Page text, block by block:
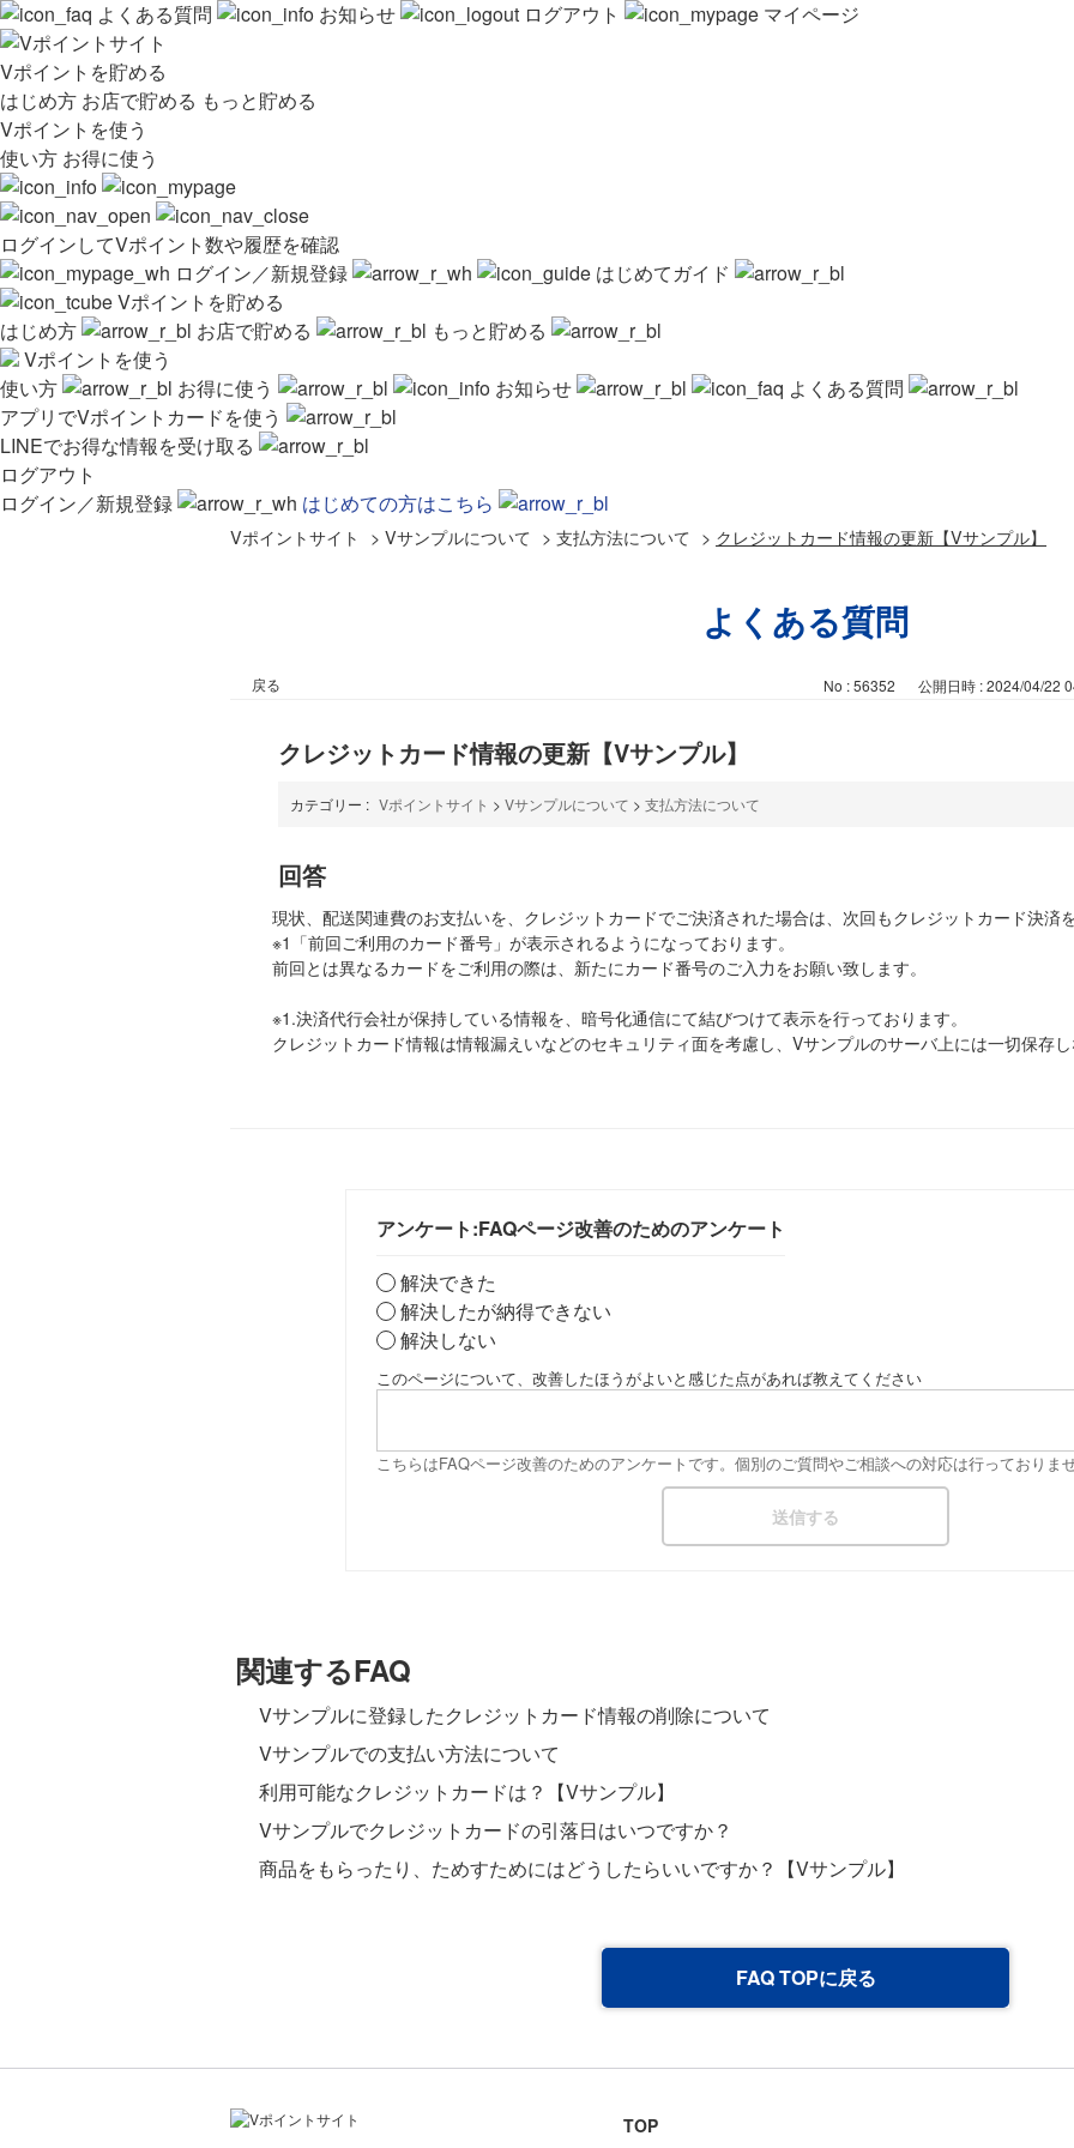
よくある質問 お知らせ ログアウト マイページ
Vポイントを貯める
はじめ方 お店で貯める もっと貯める
Vポイントを使う
使い方 お得に使う
ログインしてVポイント数や履歴を確認
ログイン／新規登録
はじめてガイド
Vポイントを貯める
はじめ方
お店で貯める
もっと貯める
Vポイントを使う
使い方
お得に使う お知らせ
よくある質問
アプリでVポイントカードを使う
LINEでお得な情報を受け取る
ログアウト
ログイン／新規登録
はじめての方はこちら
Vポイントサイト > Vサンプルについて > 支払方法について > クレジットカード情報の更新【Vサンプル】
よくある質問
戻る No : 56352 公開日時 : 2024/04/22
クレジットカード情報の更新【Vサンプル】
カテゴリー : Vポイントサイト > Vサンプルについて > 支払方法について
回答
現状、 配送関連費のお支払いを、クレジットカードでご決済された場合は、次回もクレジットカード決済
※1「前回ご利用のカード番号」が表示されるようになっております。
前回とは異なるカードをご利用の際は、新たにカード番号のご入力をお願い致します。
※1.決済代行会社が保持している情報を、暗号化通信にて結びつけて表示を行っております。
クレジットカード情報は情報漏えいなどのセキュリティ面を考慮し、Vサンプルのサーバ上には一切保存
アンケート:FAQページ改善のためのアンケート
解決できた
解決したが納得できない
解決しない
このページについて、改善したほうがよいと感じた点があれば教えてください
こちらはFAQページ改善のためのアンケートです。個別のご質問やご相談への対応は行っておりま
関連するFAQ
Vサンプルに登録したクレジットカード情報の削除について
Vサンプルでの支払い方法について
利用可能なクレジットカードは？【Vサンプル】
Vサンプルでクレジットカードの引落日はいつですか？
商品をもらったり、ためすためにはどうしたらいいですか？【Vサンプル】
FAQ TOPに戻る
TOP